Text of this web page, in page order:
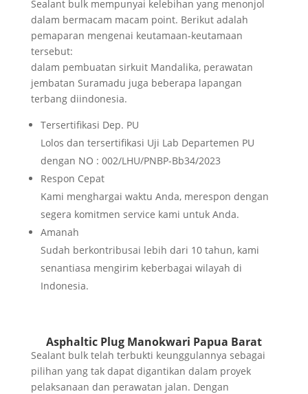
Sealant bulk mempunyai kelebihan yang menonjol
dalam bermacam macam point. Berikut adalah
pemaparan mengenai keutamaan-keutamaan
tersebut:
dalam pembuatan sirkuit Mandalika, perawatan
jembatan Suramadu juga beberapa lapangan
terbang diindonesia.
Tersertifikasi Dep. PU
Lolos dan tersertifikasi Uji Lab Departemen PU
dengan NO : 002/LHU/PNBP-Bb34/2023
Respon Cepat
Kami menghargai waktu Anda, merespon dengan
segera komitmen service kami untuk Anda.
Amanah
Sudah berkontribusai lebih dari 10 tahun, kami
senantiasa mengirim keberbagai wilayah di
Indonesia.
Asphaltic Plug Manokwari Papua Barat
Sealant bulk telah terbukti keunggulannya sebagai
pilihan yang tak dapat digantikan dalam proyek
pelaksanaan dan perawatan jalan. Dengan